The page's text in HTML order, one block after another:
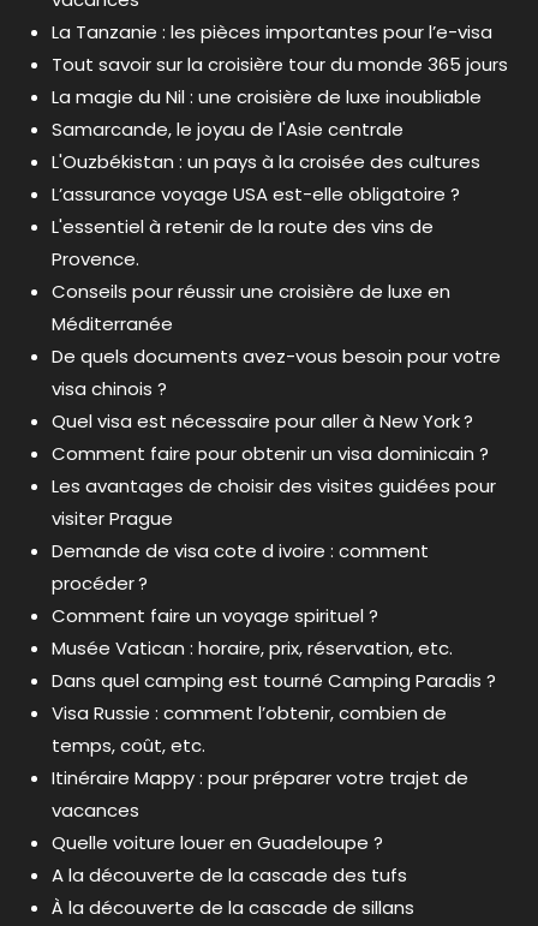
La Tanzanie : les pièces importantes pour l’e-visa
Tout savoir sur la croisière tour du monde 365 jours
La magie du Nil : une croisière de luxe inoubliable
Samarcande, le joyau de l'Asie centrale
L'Ouzbékistan : un pays à la croisée des cultures
L’assurance voyage USA est-elle obligatoire ?
L'essentiel à retenir de la route des vins de
Provence.
Conseils pour réussir une croisière de luxe en
Méditerranée
De quels documents avez-vous besoin pour votre
visa chinois ?
Quel visa est nécessaire pour aller à New York ?
Comment faire pour obtenir un visa dominicain ?
Les avantages de choisir des visites guidées pour
visiter Prague
Demande de visa cote d ivoire : comment
procéder ?
Comment faire un voyage spirituel ?
Musée Vatican : horaire, prix, réservation, etc.
Dans quel camping est tourné Camping Paradis ?
Visa Russie : comment l’obtenir, combien de
temps, coût, etc.
Itinéraire Mappy : pour préparer votre trajet de
vacances
Quelle voiture louer en Guadeloupe ?
A la découverte de la cascade des tufs
À la découverte de la cascade de sillans